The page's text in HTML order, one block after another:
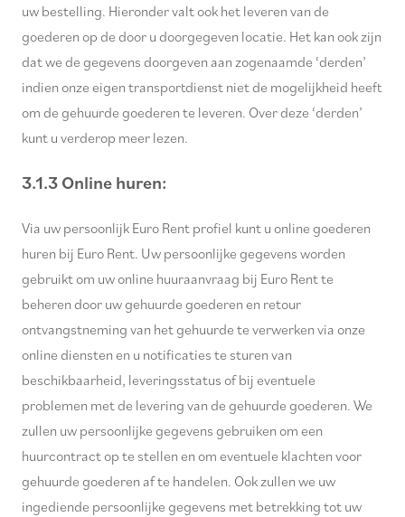
uw bestelling. Hieronder valt ook het leveren van de
goederen op de door u doorgegeven locatie. Het kan ook zijn
dat we de gegevens doorgeven aan zogenaamde ‘derden’
indien onze eigen transportdienst niet de mogelijkheid heeft
om de gehuurde goederen te leveren. Over deze ‘derden’
kunt u verderop meer lezen.
3.1.3 Online huren:
Via uw persoonlijk Euro Rent profiel kunt u online goederen
huren bij Euro Rent. Uw persoonlijke gegevens worden
gebruikt om uw online huuraanvraag bij Euro Rent te
beheren door uw gehuurde goederen en retour
ontvangstneming van het gehuurde te verwerken via onze
online diensten en u notificaties te sturen van
beschikbaarheid, leveringsstatus of bij eventuele
problemen met de levering van de gehuurde goederen. We
zullen uw persoonlijke gegevens gebruiken om een
huurcontract op te stellen en om eventuele klachten voor
gehuurde goederen af te handelen. Ook zullen we uw
ingediende persoonlijke gegevens met betrekking tot uw